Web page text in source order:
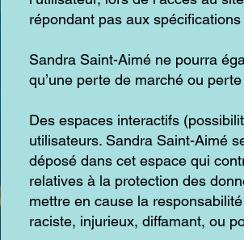
répondant pas aux
Sandra Saint-Aimé ne pourra
qu’une perte de marché ou
Des espaces interactifs
utilisateurs. Sandra Saint-Aimé
déposé dans cet espace qui
relatives à la protection des
mettre en cause la
raciste, injurieux, diffamant, ou